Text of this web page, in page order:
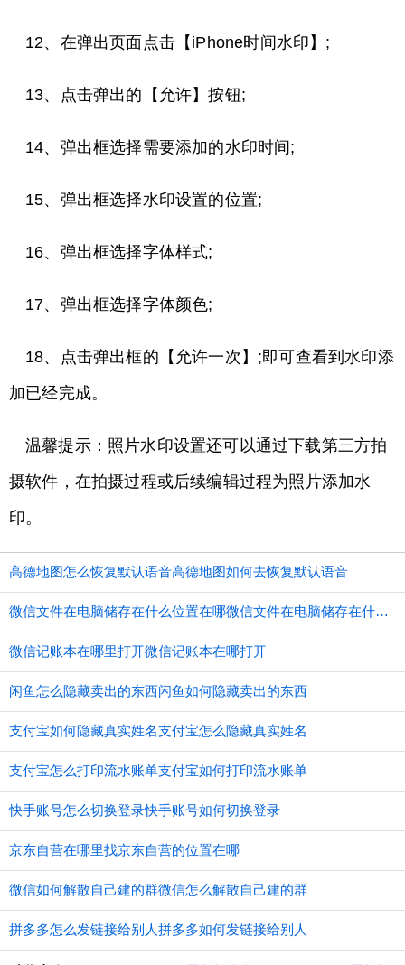
12、在弹出页面点击【iPhone时间水印】;
13、点击弹出的【允许】按钮;
14、弹出框选择需要添加的水印时间;
15、弹出框选择水印设置的位置;
16、弹出框选择字体样式;
17、弹出框选择字体颜色;
18、点击弹出框的【允许一次】;即可查看到水印添
加已经完成。
温馨提示：照片水印设置还可以通过下载第三方拍
摄软件，在拍摄过程或后续编辑过程为照片添加水
印。
高德地图怎么恢复默认语音高德地图如何去恢复默认语音
微信文件在电脑储存在什么位置在哪微信文件在电脑储存在什么位置
微信记账本在哪里打开微信记账本在哪打开
闲鱼怎么隐藏卖出的东西闲鱼如何隐藏卖出的东西
支付宝如何隐藏真实姓名支付宝怎么隐藏真实姓名
支付宝怎么打印流水账单支付宝如何打印流水账单
快手账号怎么切换登录快手账号如何切换登录
京东自营在哪里找京东自营的位置在哪
微信如何解散自己建的群微信怎么解散自己建的群
拼多多怎么发链接给别人拼多多如何发链接给别人